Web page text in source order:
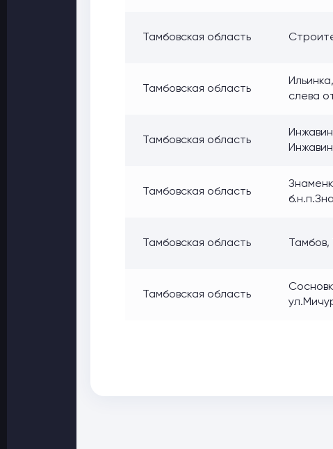
Тамбовская область
Тамбовская область
слева
Тамбовская область
Тамбовская область
Тамбовская область
Тамбовская область